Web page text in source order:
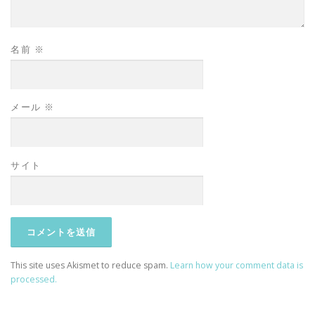
名前 ※
メール ※
サイト
This site uses Akismet to reduce spam. Learn how your comment data is
processed.